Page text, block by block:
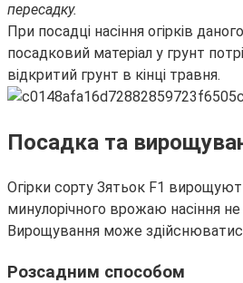
пересадку.
При посадці насіння огірків
посадковий матеріал у грунт
відкритий грунт в кінці травня.
Посадка та
Огірки сорту Зятьок F1
минулорічного врожаю насіння
Вирощування може
Розсадним способом